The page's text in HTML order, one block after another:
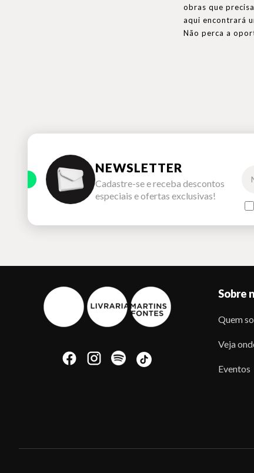
obras que
aqui encontrará
Não perca a
NEWSLETTER
Cadastre-se e receba descontos
especiais e ofertas exclusivas!
Sobre
Quem
Veja
Eventos